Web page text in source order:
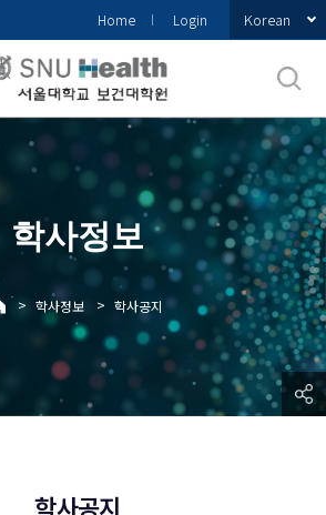
Home Login Korean
학사정보
> 학사정보 > 학사공지
학사공지